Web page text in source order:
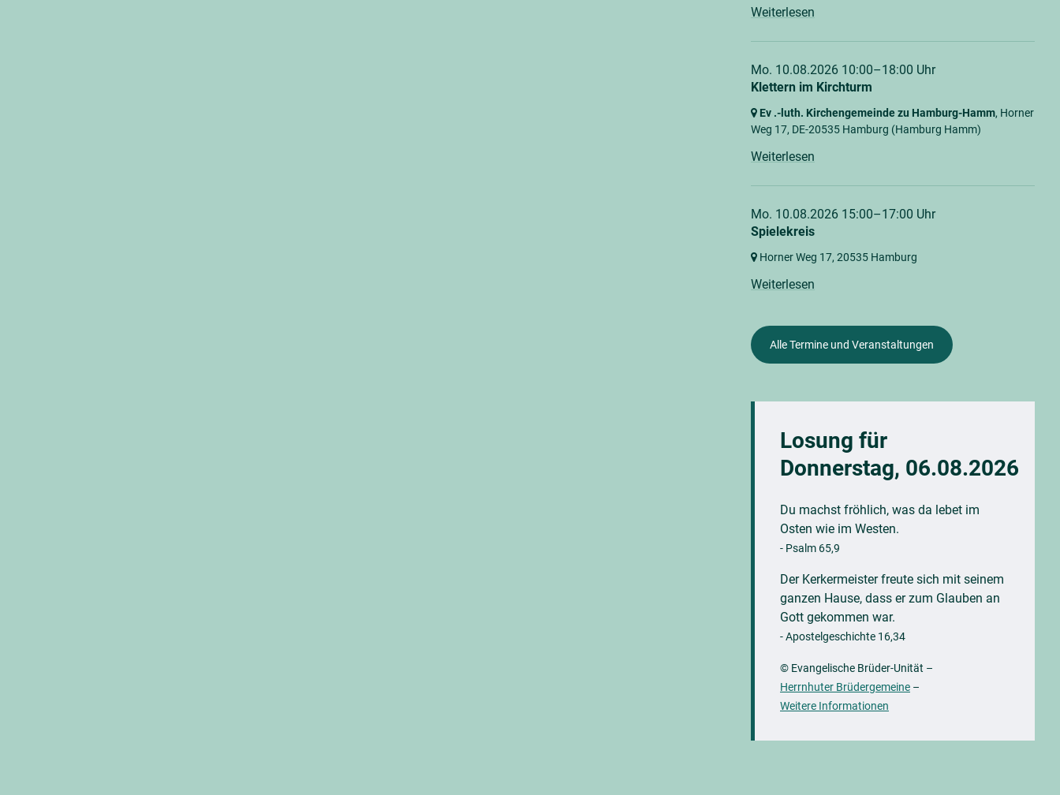
Weiterlesen
Mo. 10.08.2026 10:00–18:00 Uhr
Klettern im Kirchturm
Ev .-luth. Kirchengemeinde zu Hamburg-Hamm, Horner
Weg 17, DE-20535 Hamburg (Hamburg Hamm)
Weiterlesen
Mo. 10.08.2026 15:00–17:00 Uhr
Spielekreis
Horner Weg 17, 20535 Hamburg
Weiterlesen
Alle Termine und Veranstaltungen
Losung für
Donnerstag, 06.08.2026
Du machst fröhlich, was da lebet im
Osten wie im Westen.
- Psalm 65,9
Der Kerkermeister freute sich mit seinem
ganzen Hause, dass er zum Glauben an
Gott gekommen war.
- Apostelgeschichte 16,34
© Evangelische Brüder-Unität –
Herrnhuter Brüdergemeine –
Weitere Informationen